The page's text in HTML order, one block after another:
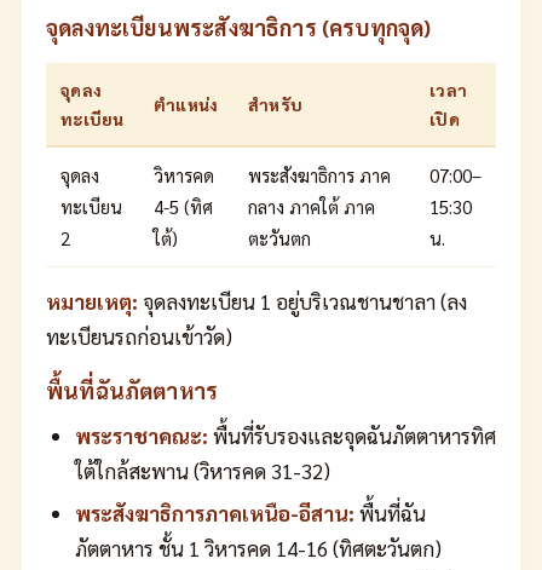
จุดลงทะเบียนพระสังฆาธิการ (ครบทุกจุด)
จุดลง
ทะเบียน
ตำแหน่ง สำหรับ
เวลา
เปิด
จุดลง
ทะเบียน
2
วิหารคด
4-5 (ทิศ
ใต้)
พระสังฆาธิการ ภาค
กลาง ภาคใต้ ภาค
ตะวันตก
07:00–
15:30
น.
หมายเหตุ: จุดลงทะเบียน 1 อยู่บริเวณชานชาลา (ลง
ทะเบียนรถก่อนเข้าวัด)
พื้นที่ฉันภัตตาหาร
พระราชาคณะ: พื้นที่รับรองและจุดฉันภัตตาหารทิศ
ใต้ใกล้สะพาน (วิหารคด 31-32)
พระสังฆาธิการภาคเหนือ-อีสาน: พื้นที่ฉัน
ภัตตาหาร ชั้น 1 วิหารคด 14-16 (ทิศตะวันตก)